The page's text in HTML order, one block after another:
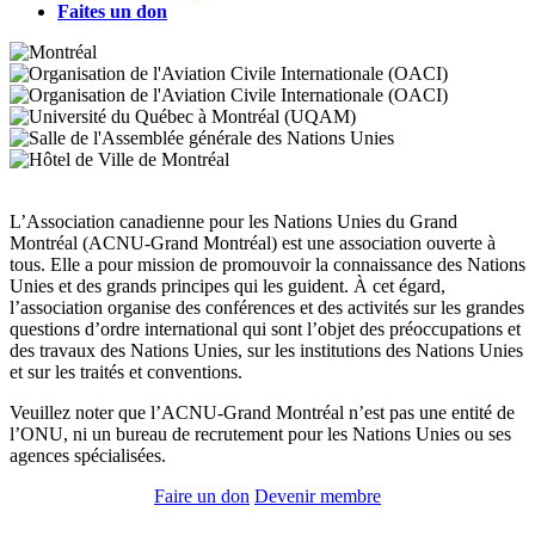
Faites un don
L’Association canadienne pour les Nations Unies du Grand
Montréal (ACNU-Grand Montréal) est une association ouverte à
tous. Elle a pour mission de promouvoir la connaissance des Nations
Unies et des grands principes qui les guident. À cet égard,
l’association organise des conférences et des activités sur les grandes
questions d’ordre international qui sont l’objet des préoccupations et
des travaux des Nations Unies, sur les institutions des Nations Unies
et sur les traités et conventions.
Veuillez noter que l’ACNU-Grand Montréal n’est pas une entité de
l’ONU, ni un bureau de recrutement pour les Nations Unies ou ses
agences spécialisées.
Faire un don Devenir membre